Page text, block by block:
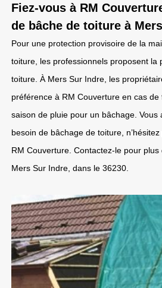
Fiez-vous à RM
de bâche de toiture à
Pour une protection provisoire de la
toiture, les professionnels proposent la
toiture. À Mers Sur Indre, les
préférence à RM Couverture en cas
saison de pluie pour un bâchage. Vous
besoin de bâchage de toiture,
RM Couverture. Contactez-le pour
Mers Sur Indre, dans le 36230.